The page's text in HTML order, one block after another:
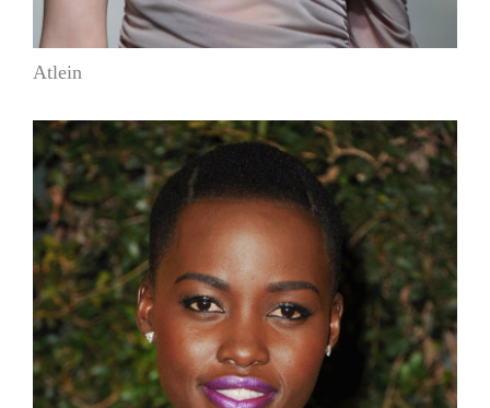
Atlein